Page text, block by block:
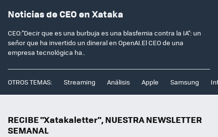
Noticias de CEO en Xataka
CEO:"Decir que es una burbuja es una blasfemia contra la IA": un
señor que ha invertido un dineral en OpenAI.El CEO de una
empresa tecnológica ha..
OTROS TEMAS: Streaming Análisis Apple Samsung
RECIBE "Xatakaletter", NUESTRA NEWSLETTER
SEMANAL